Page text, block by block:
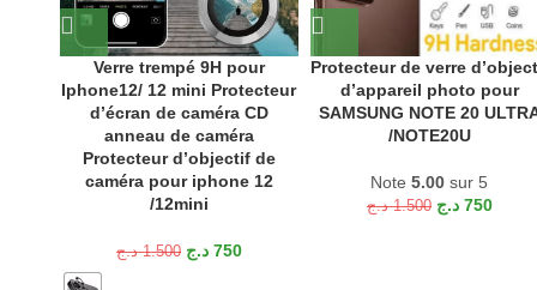
Verre trempé 9H pour
Iphone12/ 12 mini Protecteur
d’écran de caméra CD
anneau de caméra
Protecteur d’objectif de
caméra pour iphone 12
/12mini
1.500 د.ج 750 د.ج
Protecteur de verre
d’appareil photo pour
SAMSUNG NOTE 20
/NOTE20U
Note5.00 sur 5
1.500 د.ج 750 د.ج